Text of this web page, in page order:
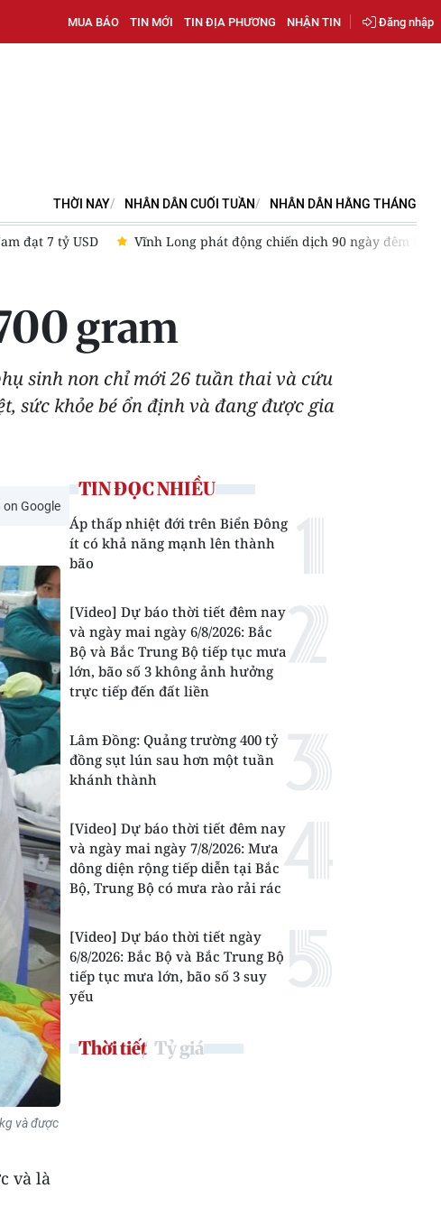
MUA BÁO TIN MỚI TIN ĐỊA PHƯƠNG NHẬN TIN Đăng nhập
THỜI NAY NHÂN DÂN CUỐI TUẦN NHÂN DÂN HẰNG THÁNG
toàn dân [Ảnh] Khám sức khỏe toàn dân, hướng đến chăm sóc
gram
sinh non chỉ mới 26 tuần thai và cứu
sức khỏe bé ổn định và đang được gia
on Google
và được
và là
TIN ĐỌC NHIỀU
Áp thấp nhiệt đới trên Biển Đông
ít có khả năng mạnh lên thành
bão
[Video] Dự báo thời tiết đêm nay
và ngày mai ngày 6/8/2026: Bắc
Bộ và Bắc Trung Bộ tiếp tục mưa
lớn, bão số 3 không ảnh hưởng
trực tiếp đến đất liền
Lâm Đồng: Quảng trường 400 tỷ
đồng sụt lún sau hơn một tuần
khánh thành
[Video] Dự báo thời tiết đêm nay
và ngày mai ngày 7/8/2026: Mưa
dông diện rộng tiếp diễn tại Bắc
Bộ, Trung Bộ có mưa rào rải rác
[Video] Dự báo thời tiết ngày
6/8/2026: Bắc Bộ và Bắc Trung Bộ
tiếp tục mưa lớn, bão số 3 suy
yếu
Thời tiết Tỷ giá